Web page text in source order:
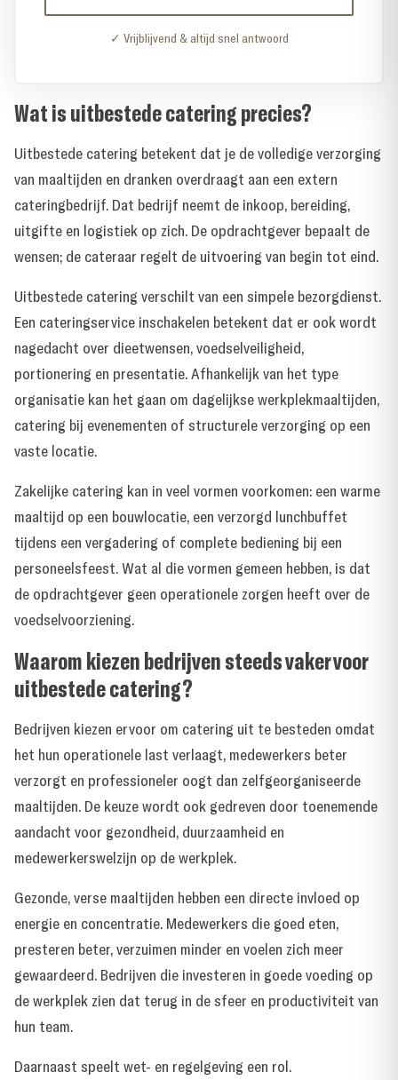
✓ Vrijblijvend & altijd snel antwoord
Wat is uitbestede catering precies?
Uitbestede catering betekent dat je de volledige verzorging
van maaltijden en dranken overdraagt aan een extern
cateringbedrijf. Dat bedrijf neemt de inkoop, bereiding,
uitgifte en logistiek op zich. De opdrachtgever bepaalt de
wensen; de cateraar regelt de uitvoering van begin tot eind.
Uitbestede catering verschilt van een simpele bezorgdienst.
Een cateringservice inschakelen betekent dat er ook wordt
nagedacht over dieetwensen, voedselveiligheid,
portionering en presentatie. Afhankelijk van het type
organisatie kan het gaan om dagelijkse werkplekmaaltijden,
catering bij evenementen of structurele verzorging op een
vaste locatie.
Zakelijke catering kan in veel vormen voorkomen: een warme
maaltijd op een bouwlocatie, een verzorgd lunchbuffet
tijdens een vergadering of complete bediening bij een
personeelsfeest. Wat al die vormen gemeen hebben, is dat
de opdrachtgever geen operationele zorgen heeft over de
voedselvoorziening.
Waarom kiezen bedrijven steeds vaker voor
uitbestede catering?
Bedrijven kiezen ervoor om catering uit te besteden omdat
het hun operationele last verlaagt, medewerkers beter
verzorgt en professioneler oogt dan zelfgeorganiseerde
maaltijden. De keuze wordt ook gedreven door toenemende
aandacht voor gezondheid, duurzaamheid en
medewerkerswelzijn op de werkplek.
Gezonde, verse maaltijden hebben een directe invloed op
energie en concentratie. Medewerkers die goed eten,
presteren beter, verzuimen minder en voelen zich meer
gewaardeerd. Bedrijven die investeren in goede voeding op
de werkplek zien dat terug in de sfeer en productiviteit van
hun team.
Daarnaast speelt wet- en regelgeving een rol.